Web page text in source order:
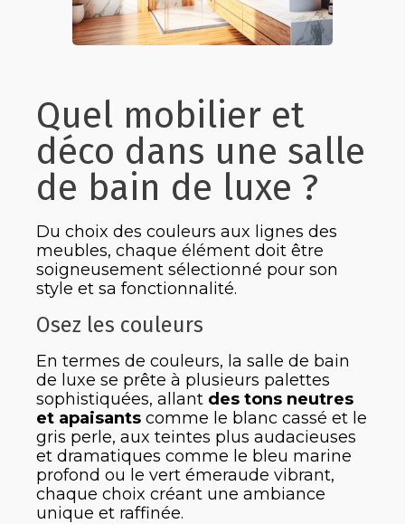
Quel mobilier et
déco dans une salle
de bain de luxe ?
Du choix des couleurs aux lignes des
meubles, chaque élément doit être
soigneusement sélectionné pour son
style et sa fonctionnalité.
Osez les couleurs
En termes de couleurs, la salle de bain
de luxe se prête à plusieurs palettes
sophistiquées, allant des tons neutres
et apaisants comme le blanc cassé et le
gris perle, aux teintes plus audacieuses
et dramatiques comme le bleu marine
profond ou le vert émeraude vibrant,
chaque choix créant une ambiance
unique et raffinée.